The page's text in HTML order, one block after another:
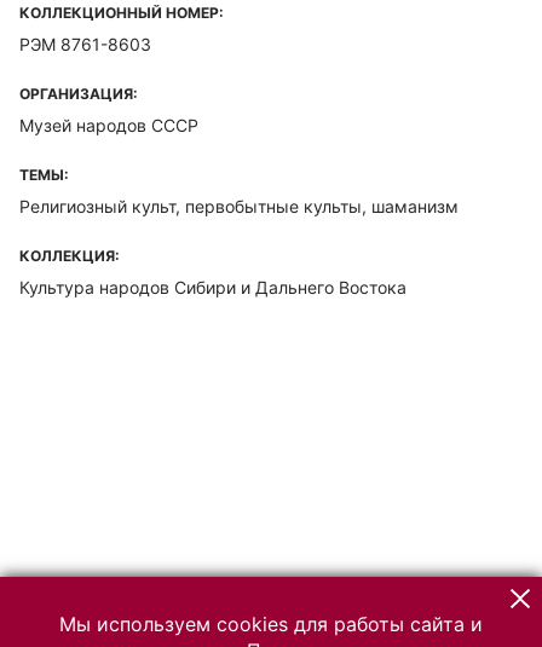
КОЛЛЕКЦИОННЫЙ НОМЕР:
РЭМ 8761-8603
ОРГАНИЗАЦИЯ:
Музей народов СССР
ТЕМЫ:
Религиозный культ, первобытные культы, шаманизм
КОЛЛЕКЦИЯ:
Культура народов Сибири и Дальнего Востока
Мы используем cookies для работы сайта и